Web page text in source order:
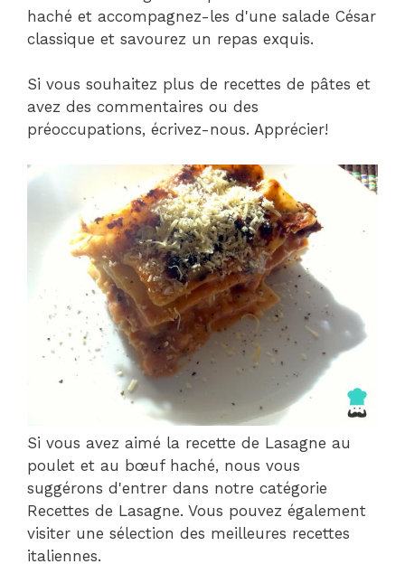
haché et accompagnez-les d'une salade César
classique et savourez un repas exquis.
Si vous souhaitez plus de recettes de pâtes et
avez des commentaires ou des
préoccupations, écrivez-nous. Apprécier!
Si vous avez aimé la recette de Lasagne au
poulet et au bœuf haché, nous vous
suggérons d'entrer dans notre catégorie
Recettes de Lasagne. Vous pouvez également
visiter une sélection des meilleures recettes
italiennes.